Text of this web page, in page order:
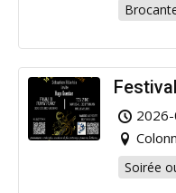
Soirée